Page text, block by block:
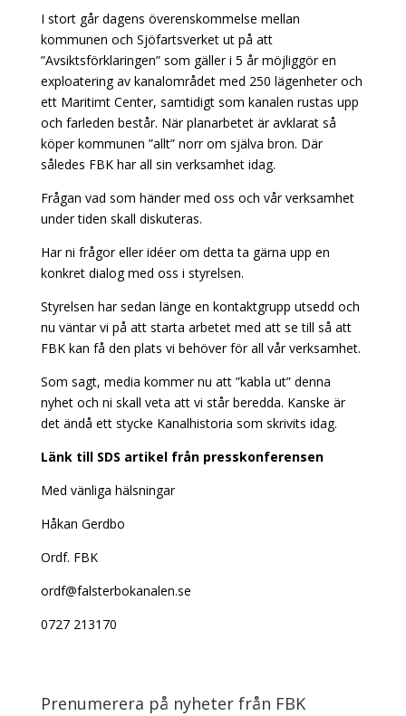
I stort går dagens överenskommelse mellan
kommunen och Sjöfartsverket ut på att
”Avsiktsförklaringen” som gäller i 5 år möjliggör en
exploatering av kanalområdet med 250 lägenheter och
ett Maritimt Center, samtidigt som kanalen rustas upp
och farleden består. När planarbetet är avklarat så
köper kommunen ”allt” norr om själva bron. Där
således FBK har all sin verksamhet idag.
Frågan vad som händer med oss och vår verksamhet
under tiden skall diskuteras.
Har ni frågor eller idéer om detta ta gärna upp en
konkret dialog med oss i styrelsen.
Styrelsen har sedan länge en kontaktgrupp utsedd och
nu väntar vi på att starta arbetet med att se till så att
FBK kan få den plats vi behöver för all vår verksamhet.
Som sagt, media kommer nu att ”kabla ut” denna
nyhet och ni skall veta att vi står beredda. Kanske är
det ändå ett stycke Kanalhistoria som skrivits idag.
Länk till SDS artikel från presskonferensen
Med vänliga hälsningar
Håkan Gerdbo
Ordf. FBK
ordf@falsterbokanalen.se
0727 213170
Prenumerera på nyheter från FBK